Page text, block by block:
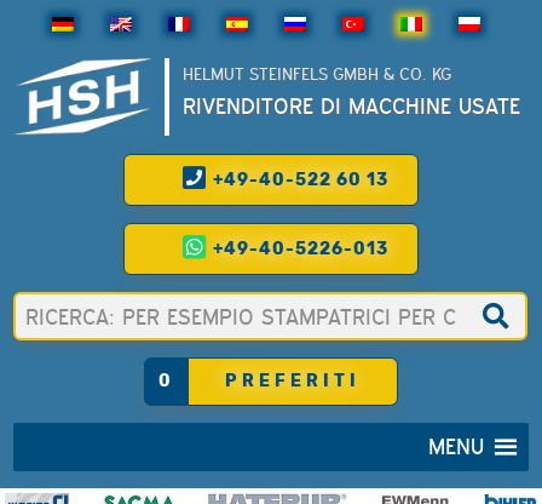
HELMUT STEINFELS GMBH & CO. KG
RIVENDITORE DI MACCHINE USATE
+49-40-522 60 13
+49-40-5226-013
0 PREFERITI
MENU